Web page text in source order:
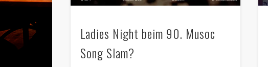
Ladies Night beim 90. Musoc
Song Slam?